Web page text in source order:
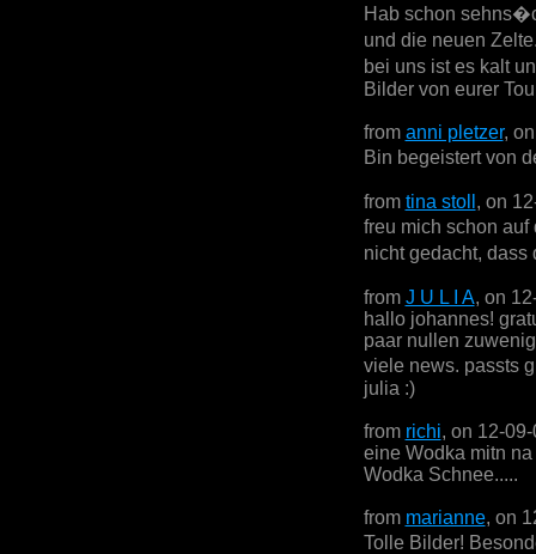
Hab schon
und die neuen
bei uns ist es kalt
Bilder von eurer
from anni pletzer,
Bin begeistert von
from tina stoll , on
freu mich schon
nicht gedacht,
from J U L I A, on
hallo johannes!
paar nullen
viele news. passts
julia :)
from richi, on 12-
eine Wodka mitn
Wodka Schnee.....
from marianne, on
Tolle Bilder!